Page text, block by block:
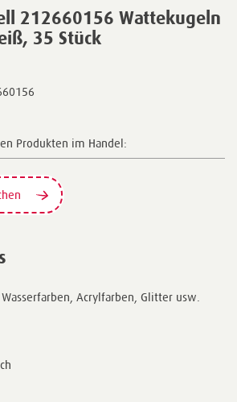
212660156 Wattekugeln
35 Stück
Produkten im Handel:
Acrylfarben, Glitter usw.